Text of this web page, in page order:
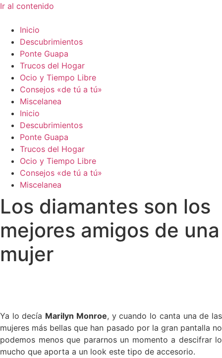
Ir al contenido
Inicio
Descubrimientos
Ponte Guapa
Trucos del Hogar
Ocio y Tiempo Libre
Consejos «de tú a tú»
Miscelanea
Inicio
Descubrimientos
Ponte Guapa
Trucos del Hogar
Ocio y Tiempo Libre
Consejos «de tú a tú»
Miscelanea
Los diamantes son los
mejores amigos de una
mujer
Ya lo decía Marilyn Monroe, y cuando lo canta una de las
mujeres más bellas que han pasado por la gran pantalla no
podemos menos que pararnos un momento a descifrar lo
mucho que aporta a un look este tipo de accesorio.